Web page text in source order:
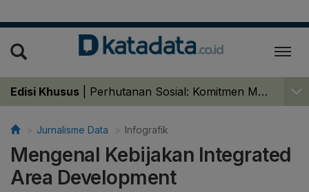
Edisi Khusus Perhutanan Sosial: Komitmen Menjaga Hutan Lestari dan Sejahterakan Masyarakat
Jurnalisme Data Infografik
Mengenal Kebijakan Integrated
Area Development